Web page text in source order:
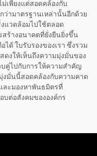
เพียงแต่สอดคล้องกับ
ว่ามาตรฐานเหล่านั้นอีกด้วย
แวดล้อมไปใช้ตลอด
สร้างอนาคตที่ยั่งยืนยิ่งขึ้น
ด้ ใบรับรองของเรา ซึ่งรวม
แสดงให้เห็นถึงความมุ่งมั่นของ
คู่ไปกับการให้ความสำคัญ
งมั่นนี้สอดคล้องกับความคาด
ละมองหาพันธมิตรที่
บต่อสังคมขององค์กร